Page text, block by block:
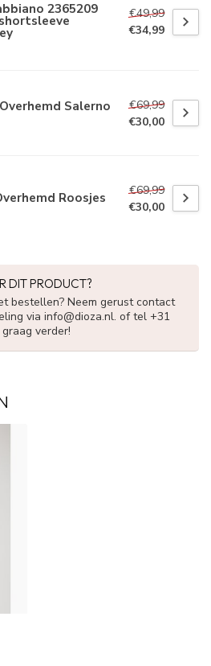
2365209
€49,99
€34,99
Salerno
€69,99
€30,00
Roosjes
€69,99
€30,00
DIT PRODUCT?
bestellen? Neem gerust contact
via info@dioza.nl. of tel +31
verder!